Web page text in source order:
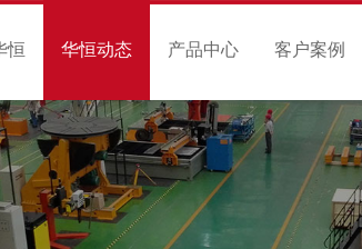
恒 华恒动态 产品中心 客户案例